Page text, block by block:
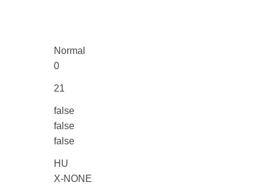
Normal
0
21
false
false
false
HU
X-NONE